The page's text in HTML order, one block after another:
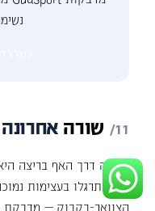
שורה אחרונה
נשימה דרך האף בריצה
לאט, תרגלו בעצימות
הצוואר-בקבוק —